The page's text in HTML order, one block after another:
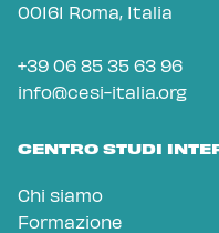
00161 Roma, Italia
+39 06 85 35 63 96
info@cesi-italia.org
CENTRO STUDI
Chi siamo
Formazione